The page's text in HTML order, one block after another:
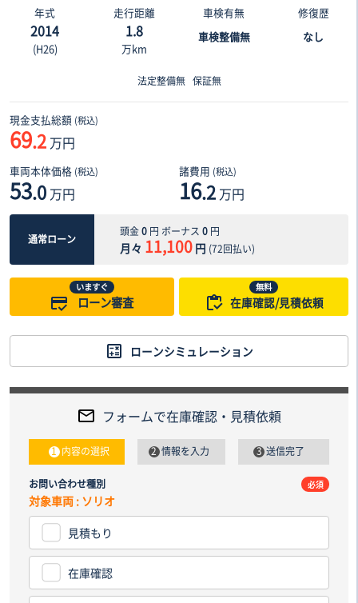
年式
2014
(H26)
走行距離
1.8
万km
車検有無
車検整備無
修復歴
なし
法定整備無 保証無
現金支払総額 (税込)
69.2 万円
車両本体価格 (税込)
53.0 万円
諸費用 (税込)
16.2 万円
通常ローン
頭金0円 ボーナス 0円
月々 11,100円 (72回払い)
いますぐ
ローン審査
無料
在庫確認/見積依頼
ローンシミュレーション
フォームで在庫確認・見積依頼
内容の選択 情報を入力 送信完了
お問い合わせ種別 必須
対象車両 : ソリオ
見積もり
在庫確認